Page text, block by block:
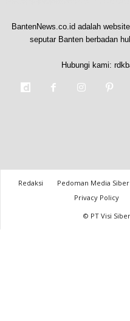
BantenNews.co.id adalah
seputar Banten berbadan
Hubungi kami:
Redaksi Pedoman Media Siber
Privacy Policy
© PT Visi